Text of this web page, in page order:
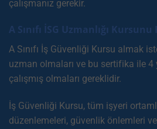
çalışmanız gerekir.
A Sınıfı İSG Uzmanlığı
A Sınıfı İş Güvenliği Kursu almak
uzman olmaları ve bu sertifika ile 4
çalışmış olmaları gereklidir.
İş Güvenliği Kursu, tüm işyeri
düzenlemeleri, güvenlik önlemleri